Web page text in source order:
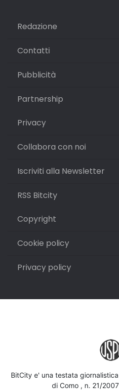
Redazione
Contatti
Pubblicità
Partnership
Privacy
Collabora con noi
Iscriviti alla Newsletter
RSS Bitcity
Copyright
Cookie policy
Privacy policy
BitCity e' una testata
di Como , n. 21/